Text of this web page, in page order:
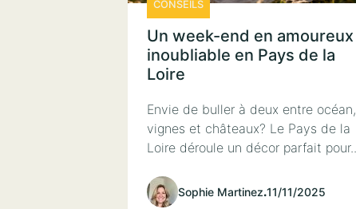
CONSEILS
Un week-end en amoureux
inoubliable en Pays de la
Loire
Envie de buller à deux entre océan,
vignes et châteaux? Le Pays de la
Loire déroule un décor parfait pour...
Sophie Martinez.11/11/2025